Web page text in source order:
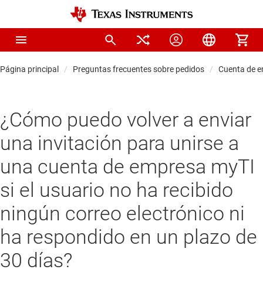
Página principal Preguntas frecuentes sobre pedidos Cuenta de
¿Cómo puedo volver a enviar
una invitación para unirse a
una cuenta de empresa myTI
si el usuario no ha recibido
ningún correo electrónico ni
ha respondido en un plazo de
30 días?